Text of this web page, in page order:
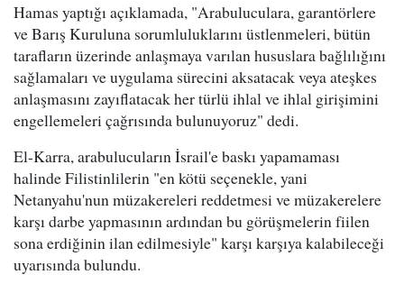
Hamas yaptığı açıklamada, "Arabuluculara, garantörlere
ve Barış Kuruluna sorumluluklarını üstlenmeleri, bütün
tarafların üzerinde anlaşmaya varılan hususlara bağlılığını
sağlamaları ve uygulama sürecini aksatacak veya ateşkes
anlaşmasını zayıflatacak her türlü ihlal ve ihlal girişimini
engellemeleri çağrısında bulunuyoruz" dedi.
El-Karra, arabulucuların İsrail'e baskı yapamaması
halinde Filistinlilerin "en kötü seçenekle, yani
Netanyahu'nun müzakereleri reddetmesi ve müzakerelere
karşı darbe yapmasının ardından bu görüşmelerin fiilen
sona erdiğinin ilan edilmesiyle" karşı karşıya kalabileceği
uyarısında bulundu.